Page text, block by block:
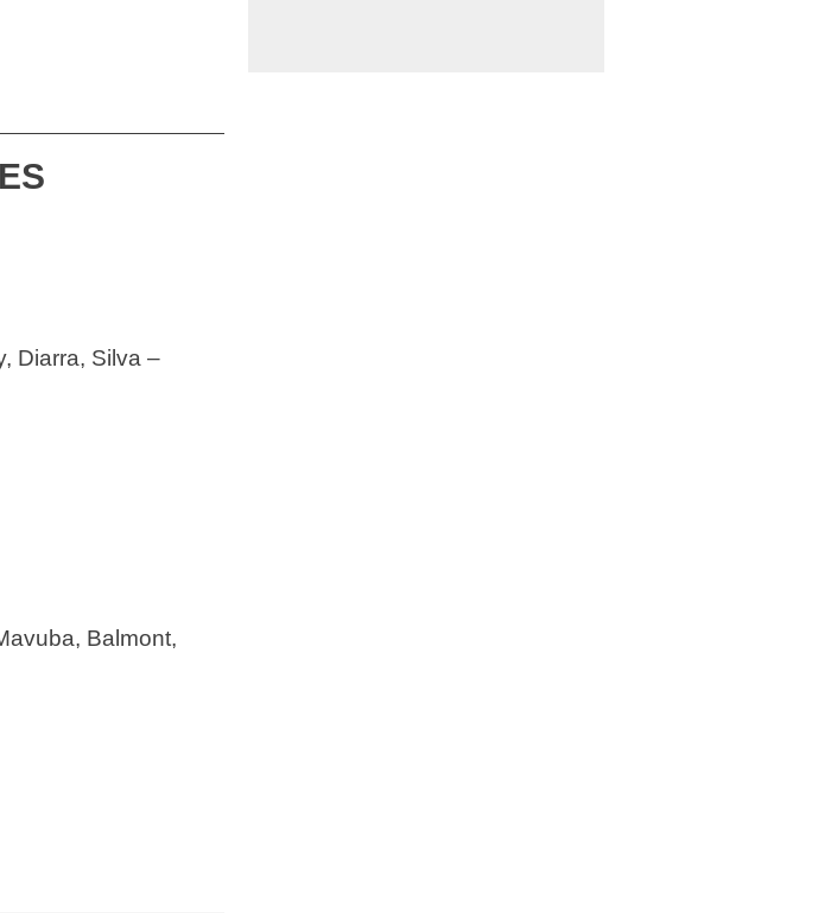
Diarra, Silva –
Balmont,